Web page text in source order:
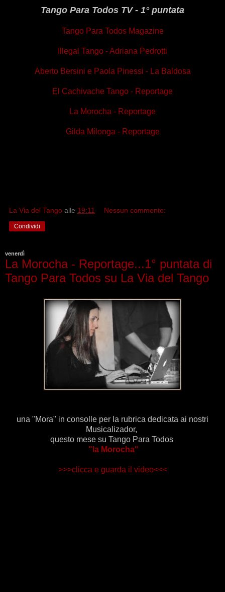
Tango Para Todos TV - 1° puntata
Tango Para Todos Magazine
Illegal Tango - Adriana Pedrotti
Aberto Bersini e Paola Pinessi - La Baldosa
El Cachivache Tango - Reportage
La Morocha - Reportage
Gilda Milonga - Reportage
La Via del Tango alle 19:11 Nessun commento:
Condividi
venerdì
La Morocha - Reportage...1° puntata di
Tango Para Todos su La Via del Tango
una "Mora" in consolle per la rubrica dedicata ai nostri
Musicalizador,
questo mese su Tango Para Todos
"la Morocha"
>>>clicca e guarda il video<<<